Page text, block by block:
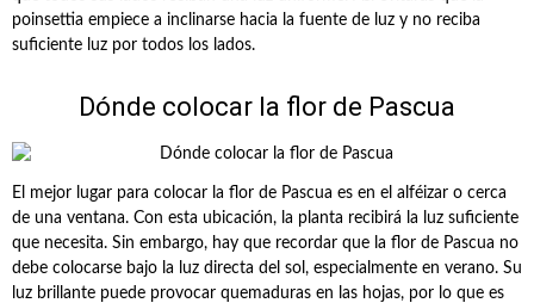
poinsettia empiece a inclinarse hacia la fuente de luz y no reciba
suficiente luz por todos los lados.
Dónde colocar la flor de Pascua
El mejor lugar para colocar la flor de Pascua es en el alféizar o cerca
de una ventana. Con esta ubicación, la planta recibirá la luz suficiente
que necesita. Sin embargo, hay que recordar que la flor de Pascua no
debe colocarse bajo la luz directa del sol, especialmente en verano. Su
luz brillante puede provocar quemaduras en las hojas, por lo que es